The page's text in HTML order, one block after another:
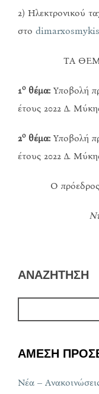
2) Ηλεκτρονικού
στο
ΤΑ
1οθέμα: Υποβολή
έτους 2022 Δ.
2οθέμα: Υποβολή
έτους 2022 Δ.
Ο
ΑΝΑΖΗΤΗΣΗ
ΑΜΕΣΗ
Νέα –